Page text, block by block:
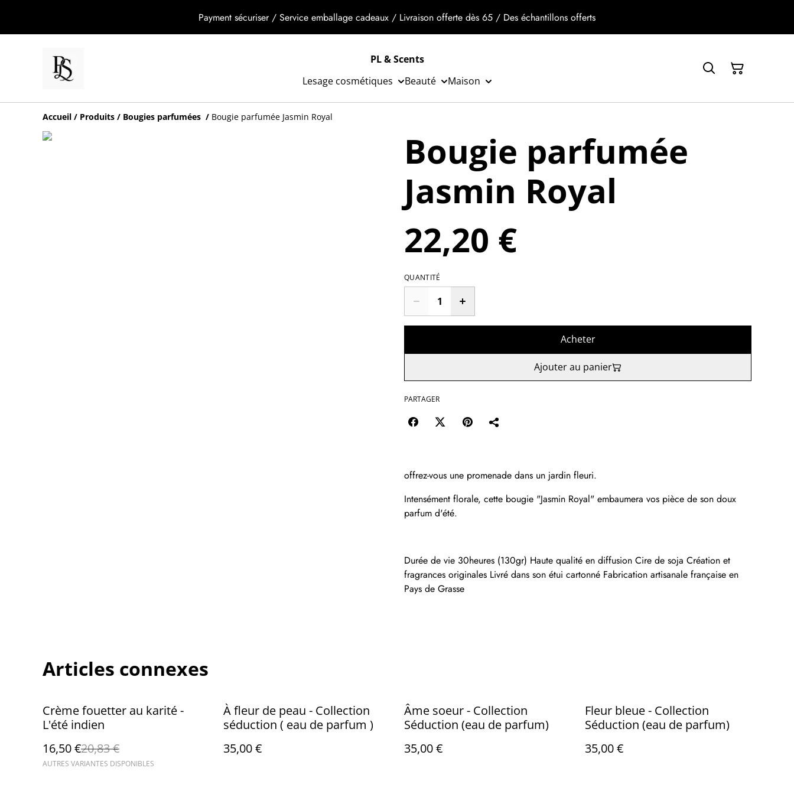
Payment sécuriser / Service emballage cadeaux / Livraison offerte dès 65 / Des échantillons offerts
PL & Scents
Lesage cosmétiques
Beauté Maison
Accueil / Produits / Bougies parfumées / Bougie parfumée Jasmin Royal
Bougie parfumée
Jasmin Royal
22,20 €
QUANTITÉ
Acheter
Ajouter au panier
PARTAGER
offrez-vous une promenade dans un jardin fleuri.
Intensément florale, cette bougie "Jasmin Royal" embaumera vos pièce de son doux
parfum d'été.
Durée de vie 30heures (130gr) Haute qualité en diffusion Cire de soja Création et
fragrances originales Livré dans son étui cartonné Fabrication artisanale française en
Pays de Grasse
Articles connexes
%
Crème fouetter au karité -
L'été indien
16,50 €20,83 €
AUTRES VARIANTES DISPONIBLES
À fleur de peau - Collection
séduction ( eau de parfum )
35,00 €
Âme soeur - Collection
Séduction (eau de parfum)
35,00 €
Fleur bleue - Collection
Séduction (eau de parfum)
35,00 €